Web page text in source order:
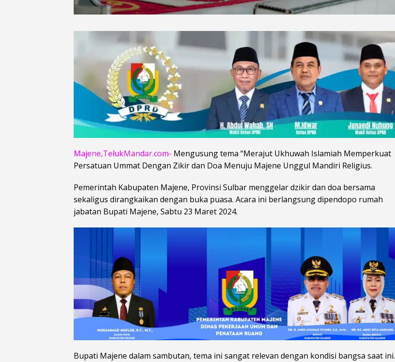
Majene,TelukMandar.com- Mengusung tema “Merajut Ukhuwah Islamiah Memperkuat
Persatuan Ummat Dengan Zikir dan Doa Menuju Majene Unggul Mandiri Religius.
Pemerintah Kabupaten Majene, Provinsi Sulbar menggelar dzikir dan doa bersama
sekaligus dirangkaikan dengan buka puasa. Acara ini berlangsung dipendopo rumah
jabatan Bupati Majene, Sabtu 23 Maret 2024.
Bupati Majene dalam sambutan, tema ini sangat relevan dengan kondisi bangsa saat ini.